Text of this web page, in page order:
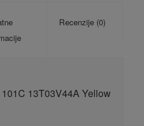
Recenzije (0)
13T03V44A Yellow